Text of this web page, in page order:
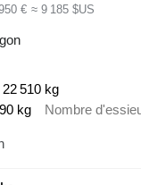
€ ≈ 9 185 $US
22 510 kg
kg Nombre